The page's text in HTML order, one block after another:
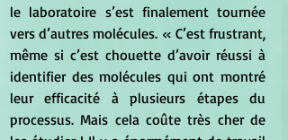
le laboratoire s’est finalement tournée
vers d’autres molécules. « C’est frustrant,
même si c’est chouette d’avoir réussi à
identifier des molécules qui ont montré
leur efficacité à plusieurs étapes du
processus. Mais cela coûte très cher de